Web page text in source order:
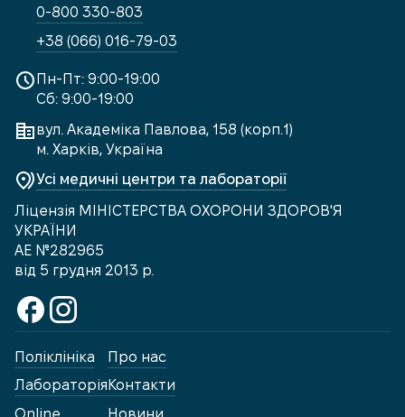
Пн-Пт: 9:00-19:00
Сб: 9:00-19:00
вул. Академіка Павлова, 158 (корп.1)
м. Харків, Україна
Усі медичні центри та лабораторії
Ліцензія МІНІСТЕРСТВА ОХОРОНИ ЗДОРОВ'Я
УКРАЇНИ
АЕ №282965
від 5 грудня 2013 р.
0-800 330-803
+38 (066) 016-79-03
Поліклініка
Лабораторія
Online
Про нас
Контакти
Новини